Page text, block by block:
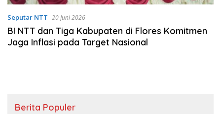
Seputar NTT 20 Juni 2026
BI NTT dan Tiga Kabupaten di Flores Komitmen
Jaga Inflasi pada Target Nasional
Berita Populer